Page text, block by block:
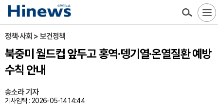
정책·사회 > 보건정책
북중미 월드컵 앞두고 홍역·뎅기열·온열질환 예방
수칙 안내
송소라 기자
기사입력 : 2026-05-14 14:44